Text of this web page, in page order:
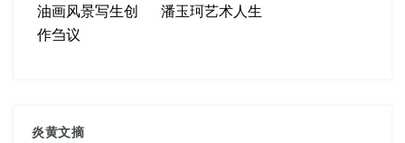
油画风景写生创
作刍议
潘玉珂艺术人生
炎黄文摘